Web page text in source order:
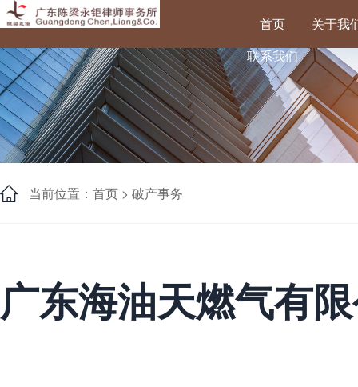
首页
关于我
联系我们
当前位置：首页 > 破产事务
广东海油天燃气有